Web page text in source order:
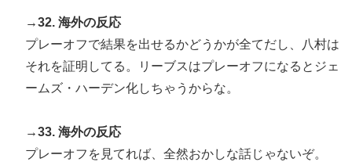
→32. 海外の反応
プレーオフで結果を出せるかどうかが全てだし、八村は
それを証明してる。リーブスはプレーオフになるとジェ
ームズ・ハーデン化しちゃうからな。
→33. 海外の反応
プレーオフを見てれば、全然おかしな話じゃないぞ。